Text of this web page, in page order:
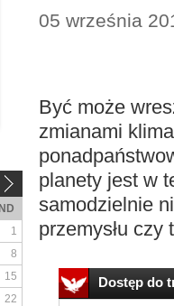
05 września
Być może
zmianami
planety jest w
samodzielnie
przemysłu czy
Dostęp do
ND
1
8
15
22